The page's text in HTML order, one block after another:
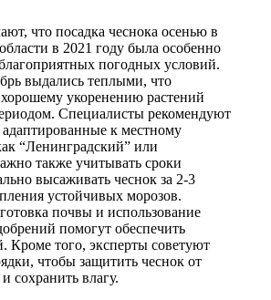
что посадка чеснока осенью в
в 2021 году была особенно
погодных условий.
выдались теплыми, что
хорошему укоренению растений
Специалисты рекомендуют
адаптированные к местному
“Ленинградский” или
также учитывать сроки
высаживать чеснок за 2-3
устойчивых морозов.
почвы и использование
помогут обеспечить
Кроме того, эксперты советуют
чтобы защитить чеснок от
сохранить влагу.